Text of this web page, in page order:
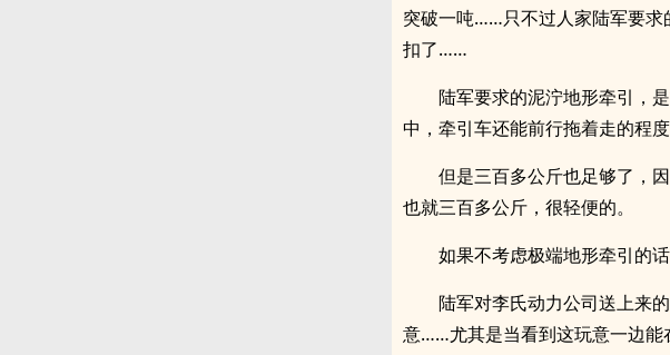
突破一吨……只不过人家陆军要求
扣了……
陆军要求的泥泞地形牵引，
中，牵引车还能前行拖着走的程
但是三百多公斤也足够了，
也就三百多公斤，很轻便的。
如果不考虑极端地形牵引的
陆军对李氏动力公司送上来
意……尤其是当看到这玩意一边能